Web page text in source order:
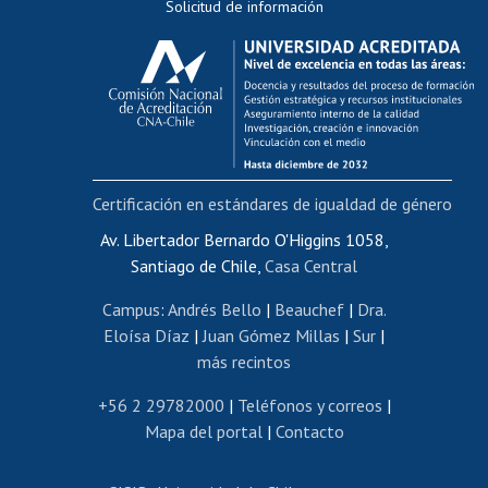
Evaluación docente
Calificación académica
Postulación al AUCAI
Funcionarias/os
Cursos internos de capacitación
Bienestar del personal
Portal de movilidad interna
Certificado de renta
Certificado de renta honorarios
Editar páginas blancas
Extranjeras/os
Revalidación y reconocimiento de títulos
Postulación al Programa de Movilidad Estudiantil
Solicitud de información
Av. Libertador Bernardo O'Higgins 1058,
Santiago de Chile, Casa Central
Campus: Andrés Bello | Beauchef| Dra.
Eloísa Díaz |Juan Gómez Millas | Sur |
más recintos
+56 2 29782000 | Teléfonos y correos |
Mapa del portal| Contacto
Certificación en estándares de igualdad de género